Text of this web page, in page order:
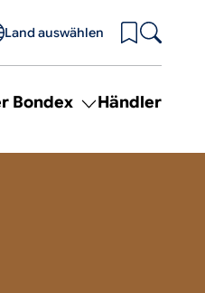
Land auswählen
Bondex
Toggle
Händler